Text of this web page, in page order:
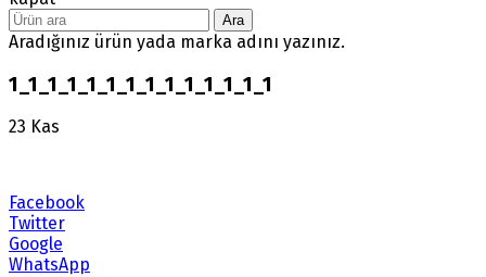
Ara
Aradığınız ürün yada marka adını yazınız.
1_1_1_1_1_1_1_1_1_1_1_1_1_1
23 Kas
Facebook
Twitter
Google
WhatsApp